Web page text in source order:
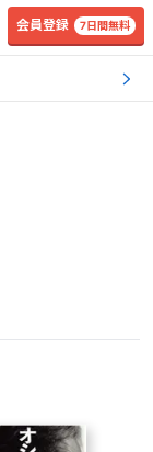
会員登録 7日間無料